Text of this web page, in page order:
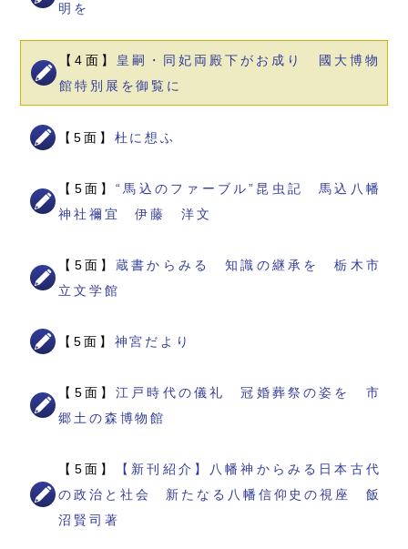
明を
【4面】 皇嗣・同妃両殿下がお成り 國大博物
館特別展を御覧に
【5面】 杜に想ふ
【5面】“馬込のファーブル”昆虫記 馬込八幡
神社禰宜 伊藤 洋文
【5面】蔵書からみる 知識の継承を 栃木市
立文学館
【5面】 神宮だより
【5面】江戸時代の儀礼 冠婚葬祭の姿を 市
郷土の森博物館
【5面】
【新刊紹介】八幡神からみる日本古代
の政治と社会 新たなる八幡信仰史の視座 飯
沼賢司著